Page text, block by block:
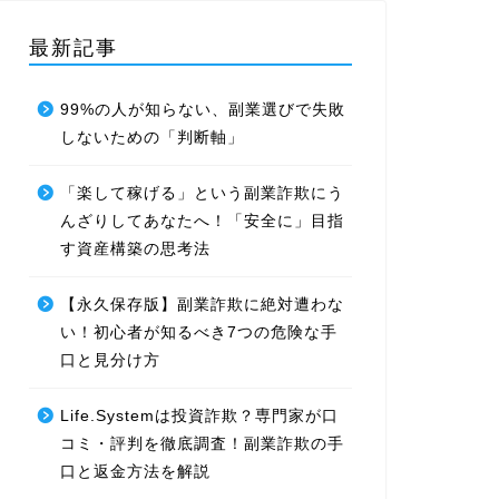
最新記事
99%の人が知らない、副業選びで失敗
しないための「判断軸」
「楽して稼げる」という副業詐欺にう
んざりしてあなたへ！「安全に」目指
す資産構築の思考法
【永久保存版】副業詐欺に絶対遭わな
い！初心者が知るべき7つの危険な手
口と見分け方
Life.Systemは投資詐欺？専門家が口
コミ・評判を徹底調査！副業詐欺の手
口と返金方法を解説